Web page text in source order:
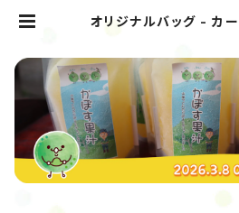
オリジナルバッグ - カ